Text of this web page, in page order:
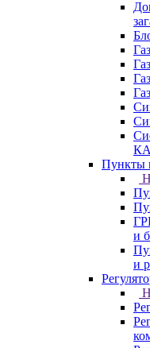
Пункты
и
и